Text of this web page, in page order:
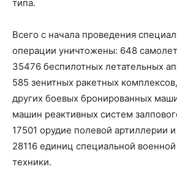
типа.
Всего с начала проведения
операции уничтожены: 648
35476 беспилотных летательных
585 зенитных ракетных
других боевых бронированных
машин реактивных систем
17501 орудие полевой артиллерии
28116 единиц специальной
техники.